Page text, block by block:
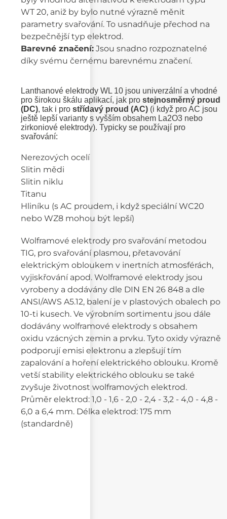
WT 20, aniž by bylo nutné výrazně měnit
parametry svařování. To usnadňuje přechod na
bezpečnější typ elektrod.
Barevné značení: Jsou snadno rozpoznatelné
díky svému černému barevnému značení.
Lanthanové elektrody WL 10 jsou univerzální a vhodné
pro širokou škálu aplikací, jak prostejnosměrný proud
(DC), tak i prostřídavý proud (AC) (i když pro AC jsou
ještě lepší varianty s vyšším obsahem La2O3 nebo
zirkoniové elektrody). Typicky se používají pro
svařování:
Nerezových ocelí
Slitin mědi
Slitin niklu
Titanu
Hliníku (s AC proudem, i když speciální WC20
nebo WZ8 mohou být lepší)
Wolframové elektrody pro svařování metodou
TIG, pro svařování plasmou, přetavování
elektrickým obloukem v inertních atmosférách,
vyjiskřování apod. Wolframové elektrody jsou
vyrobeny a dodávány dle DIN EN 26 848 a dle
ANSI/AWS A5.12, balení je v plastových obalech po
10-ti kusech. Ve výrobním sortimentu jsou dále
dodávány wolframové elektrody s obsahem
oxidu vzácných zemin a prvku. Tyto oxidy výrazně
podporují emisi elektronu a zlepšují tím
zapalování a hoření elektrického oblouku. Kromě
vetší stability elektrického oblouku se také
zvyšuje životnost wolframových elektrod.
Průměr elektrod: 1,0 - 1,6 - 2,0 - 2,4 - 3,2 - 4,0 - 4,8 -
6,0 a 6,4 mm. Délka elektrod: 175 mm
(standardně)